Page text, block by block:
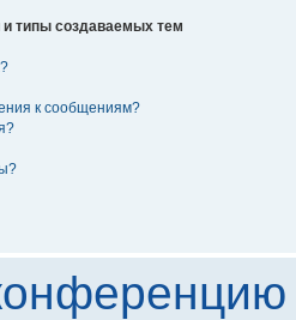
типы создаваемых тем
к сообщениям?